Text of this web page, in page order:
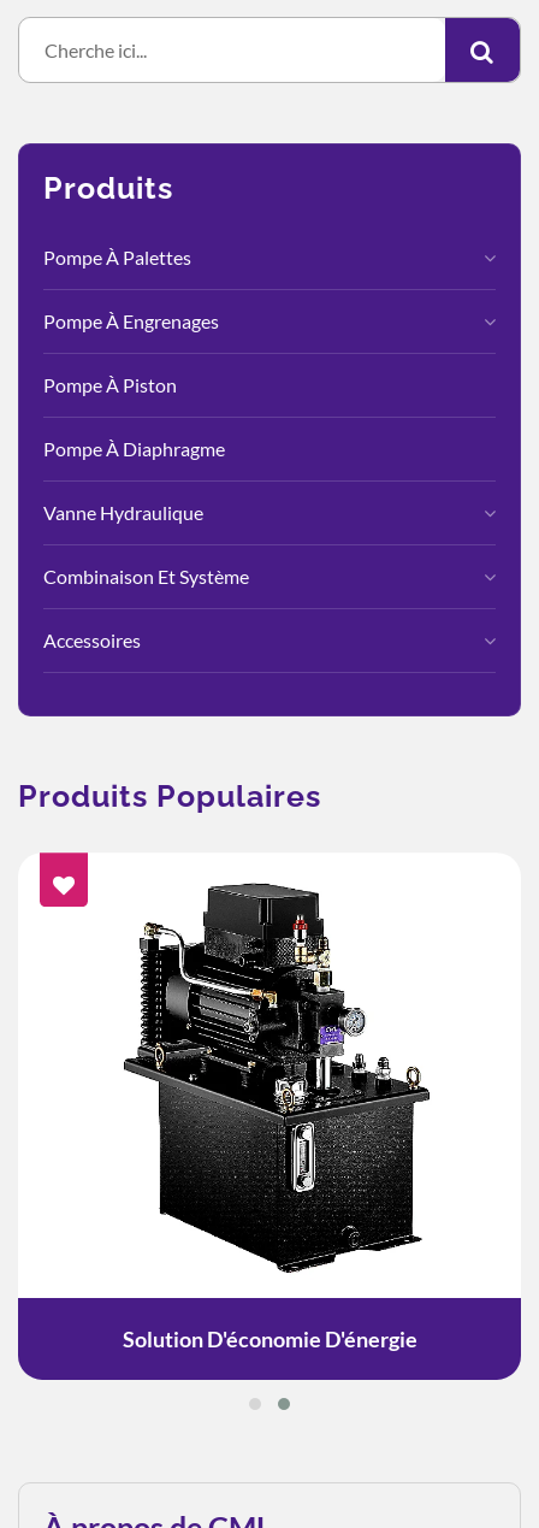
Produits
Pompe À Palettes
Pompe À Engrenages
Pompe À Piston
Pompe À Diaphragme
Vanne Hydraulique
Combinaison Et Système
Accessoires
Produits Populaires
Solution D'économie D'énergie